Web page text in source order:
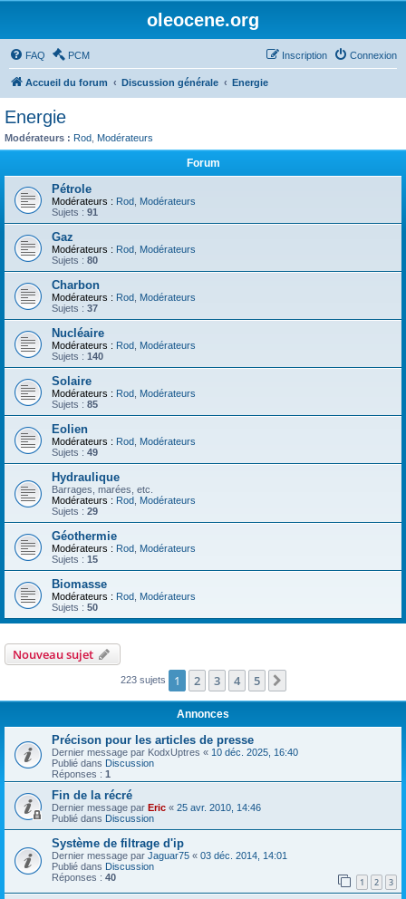
oleocene.org
FAQ PCM Connexion
Inscription
Accueil du forum Discussion générale Energie
Energie
Modérateurs : Rod Modérateurs
Forum
Pétrole
Modérateurs : Rod Modérateurs
Sujets : 91
Gaz
Modérateurs : Rod Modérateurs
Sujets : 80
Charbon
Modérateurs : Rod Modérateurs
Sujets : 37
Nucléaire
Modérateurs : Rod Modérateurs
Sujets : 140
Solaire
Modérateurs : Rod Modérateurs
Sujets : 85
Eolien
Modérateurs : Rod Modérateurs
Sujets : 49
Hydraulique
Barrages, marées, etc.
Modérateurs : Rod Modérateurs
Sujets : 29
Géothermie
Modérateurs : Rod Modérateurs
Sujets : 15
Biomasse
Modérateurs : Rod Modérateurs
Sujets : 50
Nouveau sujet
223 sujets 1 2 3 4 5
Annonces
Précison pour les articles de presse
Dernier message par KodxUptres « 10 déc. 2025, 16:40
Publié dans Discussion
Réponses : 1
Fin de la récré
Dernier message par Eric « 25 avr. 2010, 14:46
Publié dans Discussion
Système de filtrage d'ip
Dernier message par Jaguar75 « 03 déc. 2014, 14:01
Publié dans Discussion
Réponses : 40 1 2 3